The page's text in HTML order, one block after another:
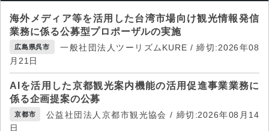
海外メディア等を活用した台湾市場向け観光情報発信
業務に係る公募型プロポーザルの実施
広島県呉市
一般社団法人ツーリズムKURE / 締切:2026年08
月21日
AIを活用した京都観光案内機能の活用促進事業業務に
係る企画提案の公募
京都市
公益社団法人京都市観光協会 / 締切:2026年08月14
日